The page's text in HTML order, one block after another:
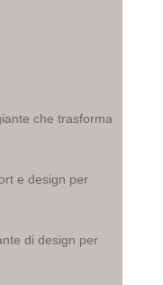
che trasforma
e design per
di design per